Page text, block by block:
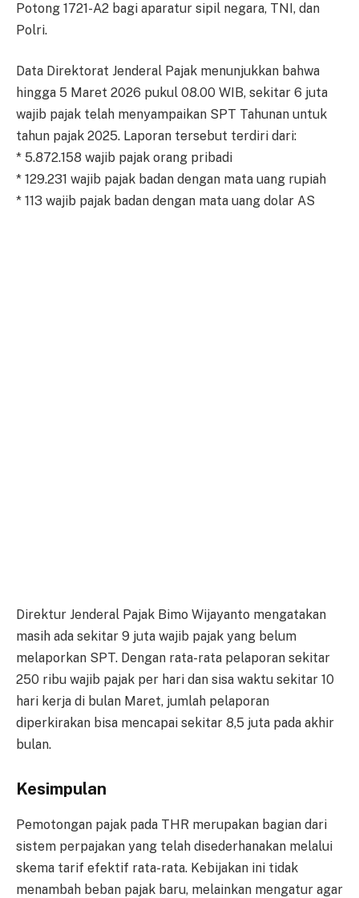
Potong 1721-A2 bagi aparatur sipil negara, TNI, dan
Polri.
Data Direktorat Jenderal Pajak menunjukkan bahwa
hingga 5 Maret 2026 pukul 08.00 WIB, sekitar 6 juta
wajib pajak telah menyampaikan SPT Tahunan untuk
tahun pajak 2025. Laporan tersebut terdiri dari:
* 5.872.158 wajib pajak orang pribadi
* 129.231 wajib pajak badan dengan mata uang rupiah
* 113 wajib pajak badan dengan mata uang dolar AS
Direktur Jenderal Pajak Bimo Wijayanto mengatakan
masih ada sekitar 9 juta wajib pajak yang belum
melaporkan SPT. Dengan rata-rata pelaporan sekitar
250 ribu wajib pajak per hari dan sisa waktu sekitar 10
hari kerja di bulan Maret, jumlah pelaporan
diperkirakan bisa mencapai sekitar 8,5 juta pada akhir
bulan.
Kesimpulan
Pemotongan pajak pada THR merupakan bagian dari
sistem perpajakan yang telah disederhanakan melalui
skema tarif efektif rata-rata. Kebijakan ini tidak
menambah beban pajak baru, melainkan mengatur agar